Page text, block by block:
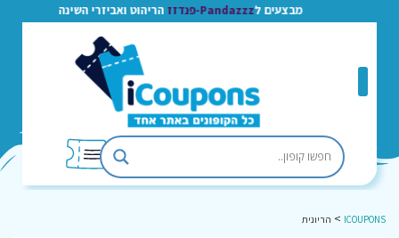
מבצעים לPandazzz-פנדזז הריהוט ואביזרי השינה
ICOUPONS
> הריונית